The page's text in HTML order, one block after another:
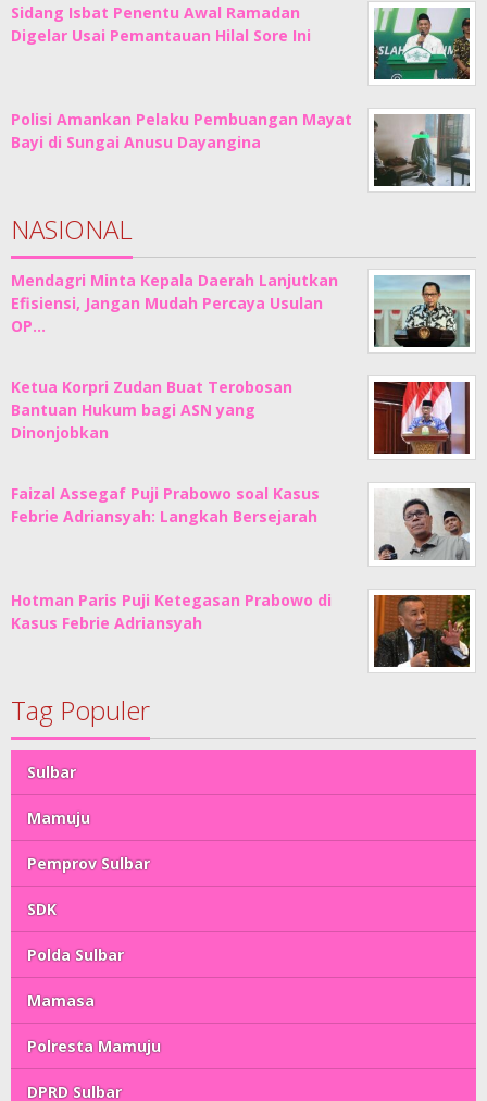
Sidang Isbat Penentu Awal Ramadan
Digelar Usai Pemantauan Hilal Sore Ini
Polisi Amankan Pelaku Pembuangan Mayat
Bayi di Sungai Anusu Dayangina
NASIONAL
Mendagri Minta Kepala Daerah Lanjutkan
Efisiensi, Jangan Mudah Percaya Usulan
OP…
Ketua Korpri Zudan Buat Terobosan
Bantuan Hukum bagi ASN yang
Dinonjobkan
Faizal Assegaf Puji Prabowo soal Kasus
Febrie Adriansyah: Langkah Bersejarah
Hotman Paris Puji Ketegasan Prabowo di
Kasus Febrie Adriansyah
Tag Populer
Sulbar
Mamuju
Pemprov Sulbar
SDK
Polda Sulbar
Mamasa
Polresta Mamuju
DPRD Sulbar